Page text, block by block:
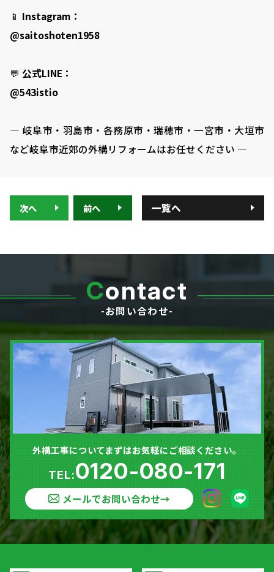
📱 Instagram：
@saitoshoten1958
💬 公式LINE：
@543istio
― 岐阜市・羽島市・各務原市・瑞穂市・一宮市・大垣市
など岐阜市近郊の外構リフォームはお任せください ―
次へ 前へ 一覧へ
Contact
-お問い合わせ-
外構工事についてまずはお気軽にご相談ください。
TEL:0120-080-171
メールでお問い合わせ→